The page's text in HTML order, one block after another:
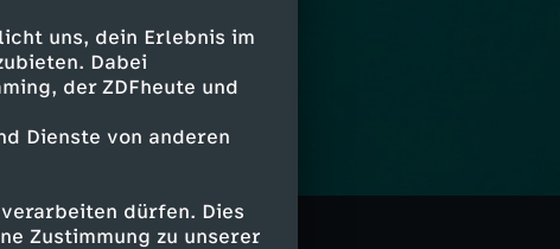
uns, dein Erlebnis im
Dabei
der ZDFheute und
Dienste von anderen
dürfen. Dies
Zustimmung zu unserer